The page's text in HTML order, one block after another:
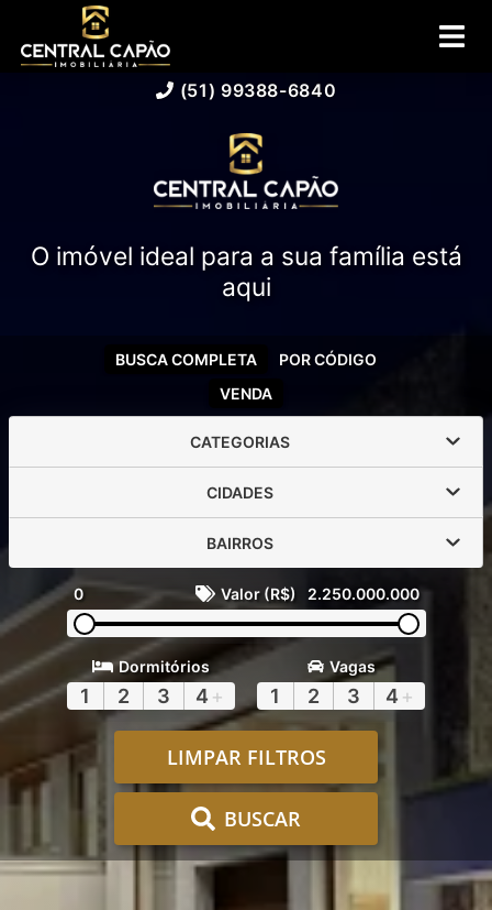
(51) 99388-6840
O imóvel ideal para a sua família está
aqui
VENDA
BUSCA COMPLETA POR CÓDIGO
CATEGORIAS
CIDADES
BAIRROS
0 Valor (R$) 2.250.000.000
Dormitórios
1 2 3 4 +
Vagas
1 2 3 4 +
LIMPAR FILTROS
BUSCAR